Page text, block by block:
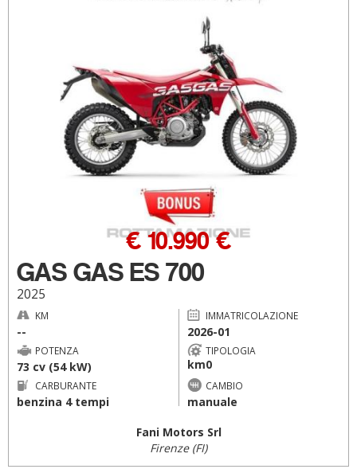
GAS GAS ES 700
2025
€ 10.990 €
KM
--
IMMATRICOLAZIONE
2026-01
POTENZA
73 cv (54 kW)
TIPOLOGIA
km0
CARBURANTE
benzina 4 tempi
CAMBIO
manuale
Fani Motors Srl
Firenze (FI)